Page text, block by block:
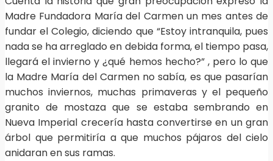
Madre Fundadora María del Carmen un mes antes de
fundar el Colegio, diciendo que “Estoy intranquila, pues
nada se ha arreglado en debida forma, el tiempo pasa,
llegará el invierno y ¿qué hemos hecho?” , pero lo que
la Madre María del Carmen no sabía, es que pasarían
muchos inviernos, muchas primaveras y el pequeño
granito de mostaza que se estaba sembrando en
Nueva Imperial crecería hasta convertirse en un gran
árbol que permitiría a que muchos pájaros del cielo
anidaran en sus ramas.